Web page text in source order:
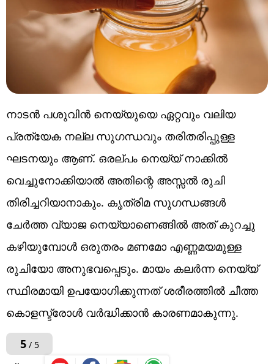
നാടൻ പശുവിൻ നെയ്യുയെ ഏറ്റവും വലിയ
പ്രത്യേക നല്ല സുഗന്ധവും തരിതരിപ്പുള്ള
ഘടനയും ആണ്. ഒരല്പം നെയ്യ് നാക്കിൽ
വെച്ചുനോക്കിയാൽ അതിന്റെ അസ്സൽ രുചി
തിരിച്ചറിയാനാകും. കൃത്രിമ സുഗന്ധങ്ങൾ
ചേർത്ത വ്യാജ നെയ്യാണെങ്ങിൽ അത് കുറച്ചു
കഴിയുമ്പോൾ ഒരുതരം മണമോ എണ്ണമയമുള്ള
രുചിയോ അനുഭവപ്പെടും. മായം കലർന്ന നെയ്യ്
സ്ഥിരമായി ഉപയോഗിക്കുന്നത് ശരീരത്തിൽ ചീത്ത
കൊളസ്ട്രോൾ വർദ്ധിക്കാൻ കാരണമാകുന്നു.
5/ 5